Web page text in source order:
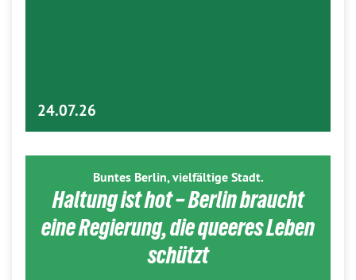
24.07.26
Buntes Berlin, vielfältige Stadt.
Haltung ist hot – Berlin braucht
eine Regierung, die queeres Leben
schützt